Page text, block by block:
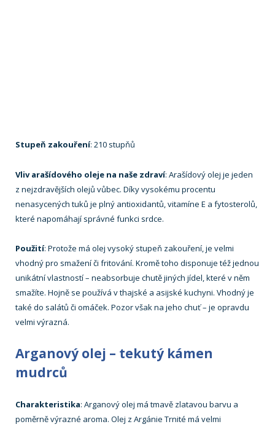
Stupeň zakouření: 210 stupňů
Vliv arašídového oleje na naše zdraví: Arašídový olej je jeden
z nejzdravějších olejů vůbec. Díky vysokému procentu
nenasycených tuků je plný antioxidantů, vitamíne E a fytosterolů,
které napomáhají správné funkci srdce.
Použití: Protože má olej vysoký stupeň zakouření, je velmi
vhodný pro smažení či fritování. Kromě toho disponuje též jednou
unikátní vlastností – neabsorbuje chutě jiných jídel, které v něm
smažíte. Hojně se používá v thajské a asijské kuchyni. Vhodný je
také do salátů či omáček. Pozor však na jeho chuť – je opravdu
velmi výrazná.
Arganový olej – tekutý kámen
mudrců
Charakteristika: Arganový olej má tmavě zlatavou barvu a
poměrně výrazné aroma. Olej z Argánie Trnité má velmi